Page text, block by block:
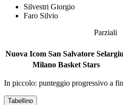
Silvestri Giorgio
Faro Silvio
Parziali
Nuova Icom San Salvatore
Milano Basket Stars
In piccolo: punteggio progressivo a
Tabellino